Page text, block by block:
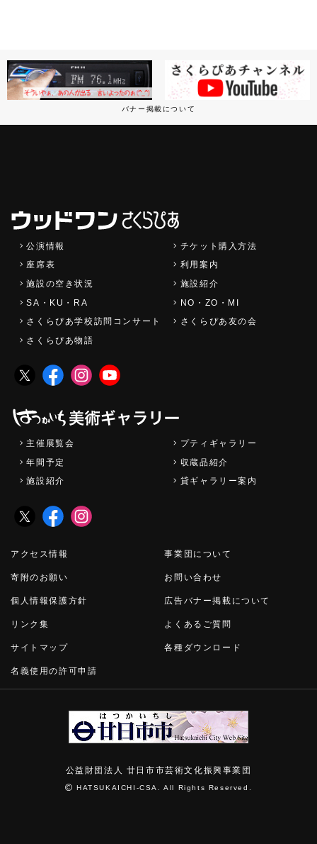
バナー掲載について
公演情報
チケット購入方法
座席表
利用案内
施設の空き状況
施設紹介
SA・KU・RA
NO・ZO・MI
さくらぴあ学校訪問コンサート
さくらぴあ友の会
さくらぴあ物語
主催展覧会
プティギャラリー
年間予定
収蔵品紹介
施設紹介
貸ギャラリー案内
アクセス情報 事業団について
寄附のお願い お問い合わせ
個人情報保護方針 広告バナー掲載について
リンク集 よくあるご質問
サイトマップ 各種ダウンロード
名義使用の許可申請
公益財団法人 廿日市市芸術文化振興事業団
HATSUKAICHI-CSA. All Rights Reserved.